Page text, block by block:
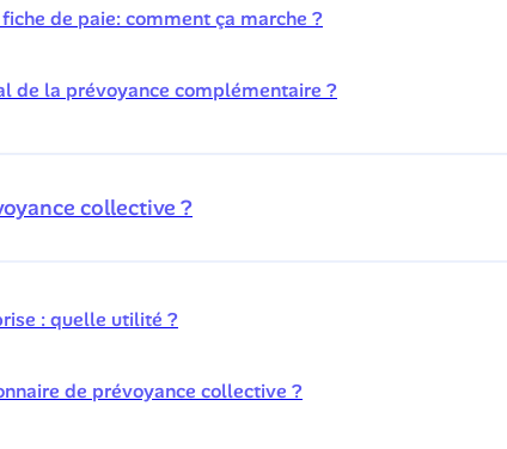
de paie: comment ça marche ?
de la prévoyance complémentaire ?
collective ?
: quelle utilité ?
de prévoyance collective ?